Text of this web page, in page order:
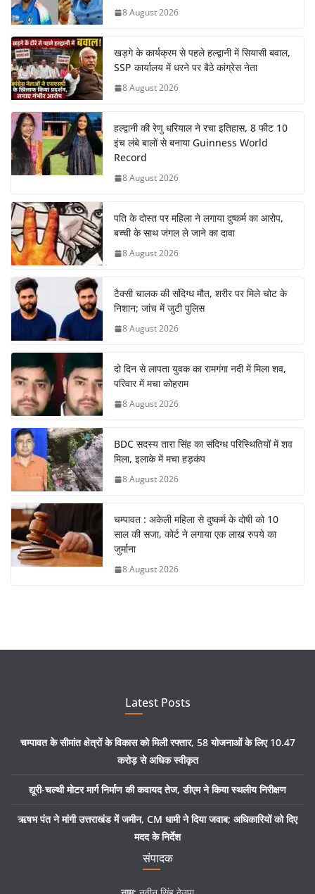
8 August 2026
खड़गे के कार्यक्रम से पहले हल्द्वानी में सियासी बवाल,
SSP कार्यालय में धरने पर बैठे कांग्रेस नेता
8 August 2026
हल्द्वानी की रेणु धरियाल ने रचा इतिहास, 8 फीट 10
इंच लंबे बालों से बनाया Guinness World
Record
8 August 2026
पति के दोस्त पर महिला ने लगाया दुष्कर्म का आरोप,
बच्ची के साथ जंगल ले जाने का दावा
8 August 2026
टैक्सी चालक की संदिग्ध मौत, शरीर पर मिले चोट के
निशान; जांच में जुटी पुलिस
8 August 2026
दो दिन से लापता युवक का रामगंगा नदी में मिला शव,
परिवार में मचा कोहराम
8 August 2026
BDC सदस्य तारा सिंह का संदिग्ध परिस्थितियों में शव
मिला, इलाके में मचा हड़कंप
8 August 2026
चम्पावत : अकेली महिला से दुष्कर्म के दोषी को 10
साल की सजा, कोर्ट ने लगाया एक लाख रुपये का
जुर्माना
8 August 2026
Latest Posts
चम्पावत के सीमांत क्षेत्रों के विकास को मिली रफ्तार, 58 योजनाओं के लिए 10.47
करोड़ से अधिक स्वीकृत
द्यूरी-चल्थी मोटर मार्ग निर्माण की कवायद तेज, डीएम ने किया स्थलीय निरीक्षण
ऋषभ पंत ने मांगी उत्तराखंड में जमीन, CM धामी ने दिया जवाब; अधिकारियों को दिए
मदद के निर्देश
संपादक